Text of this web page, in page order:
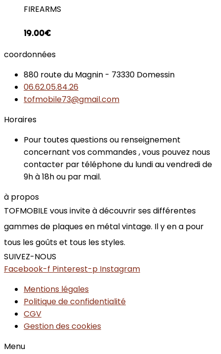
FIREARMS
19.00€
coordonnées
880 route du Magnin - 73330 Domessin
06.62.05.84.26
tofmobile73@gmail.com
Horaires
Pour toutes questions ou renseignement
concernant vos commandes , vous pouvez nous
contacter par téléphone du lundi au vendredi de
9h à 18h ou par mail.
à propos
TOFMOBILE vous invite à découvrir ses différentes
gammes de plaques en métal vintage. Il y en a pour
tous les goûts et tous les styles.
SUIVEZ-NOUS
Facebook-f Pinterest-p Instagram
Mentions légales
Politique de confidentialité
CGV
Gestion des cookies
Menu